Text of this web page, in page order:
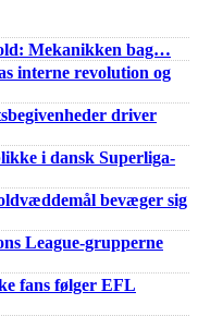
Mekanikken bag…
interne revolution og
driver
i dansk Superliga-
bevæger sig
League-grupperne
fans følger EFL